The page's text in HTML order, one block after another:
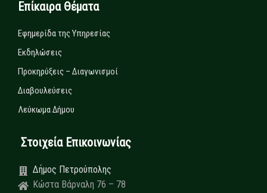
Επίκαιρα Θέματα
Εφημερίδα της Υπηρεσίας
Εκδηλώσεις
Προκηρύξεις – Διαγωνισμοί
Διαβουλεύσεις
Λεύκωμα Δήμου
Στοιχεία Επικοινωνίας
Δήμος Πετρούπολης
Κώστα Βάρναλη 76 – 78